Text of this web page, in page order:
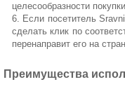
целесообразности
Если посетитель
сделать клик по
перенаправит его на
Преимущества